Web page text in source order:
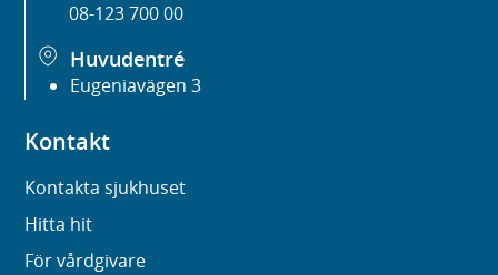
08-123 700 00
Huvudentré
Eugeniavägen 3
Kontakt
Kontakta sjukhuset
Hitta hit
För vårdgivare